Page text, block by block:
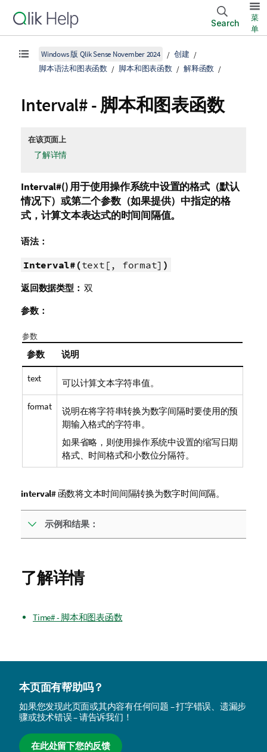
Search
菜
单
Windows 版 Qlik Sense November 2024
创建
脚本语法和图表函数
脚本和图表函数 解释函数
Interval# - 脚本和图表函数
在该页面上
了解详情
Interval#()用于使用操作系统中设置的格式（默认
情况下）或第二个参数（如果提供）中指定的格
式，计算文本表达式的时间间隔值。
语法：
Interval#(text[, format] )
返回数据类型： 双
参数：
参数
参数 说明
text 可以计算文本字符串值。
format
说明在将字符串转换为数字间隔时要使用的预
期输入格式的字符串。
如果省略，则使用操作系统中设置的缩写日期
格式、时间格式和小数位分隔符。
interval#函数将文本时间间隔转换为数字时间间隔。
示例和结果：
了解详情
Time# - 脚本和图表函数
本页面有帮助吗？
如果您发现此页面或其内容有任何问题 – 打字错误、遗漏步
骤或技术错误 – 请告诉我们！
在此处留下您的反馈